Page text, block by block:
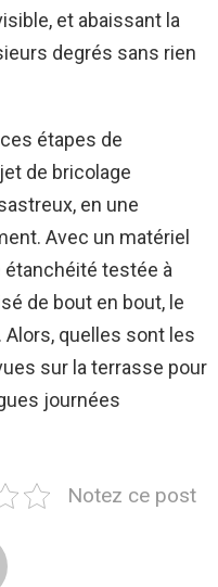
et abaissant la
degrés sans rien
étapes de
de bricolage
en une
Avec un matériel
testée à
de bout en bout, le
quelles sont les
sur la terrasse pour
journées
Notez ce post